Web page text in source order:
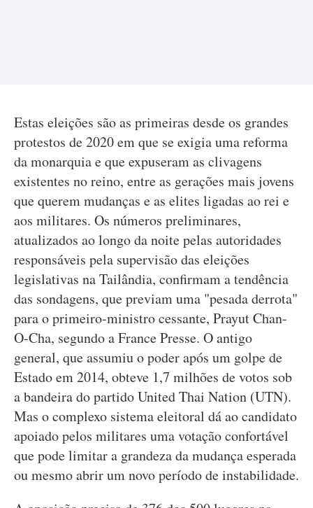
Estas eleições são as primeiras desde os grandes
protestos de 2020 em que se exigia uma reforma
da monarquia e que expuseram as clivagens
existentes no reino, entre as gerações mais jovens
que querem mudanças e as elites ligadas ao rei e
aos militares. Os números preliminares,
atualizados ao longo da noite pelas autoridades
responsáveis pela supervisão das eleições
legislativas na Tailândia, confirmam a tendência
das sondagens, que previam uma "pesada derrota"
para o primeiro-ministro cessante, Prayut Chan-
O-Cha, segundo a France Presse. O antigo
general, que assumiu o poder após um golpe de
Estado em 2014, obteve 1,7 milhões de votos sob
a bandeira do partido United Thai Nation (UTN).
Mas o complexo sistema eleitoral dá ao candidato
apoiado pelos militares uma votação confortável
que pode limitar a grandeza da mudança esperada
ou mesmo abrir um novo período de instabilidade.